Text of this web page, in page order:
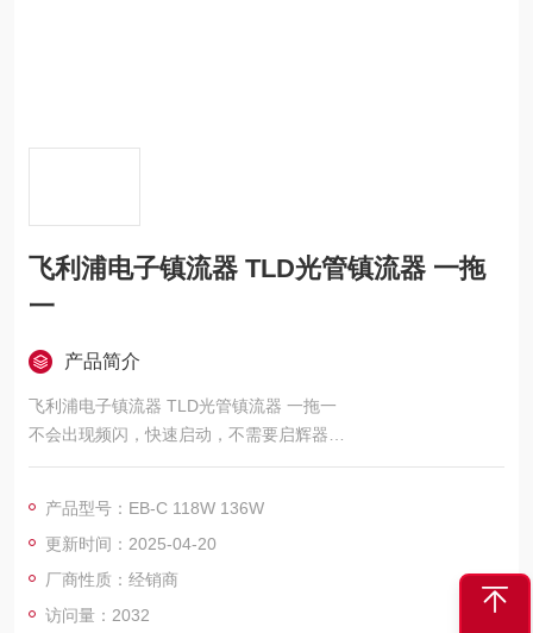
飞利浦电子镇流器 TLD光管镇流器 一拖
一
产品简介
飞利浦电子镇流器 TLD光管镇流器 一拖一
不会出现频闪，快速启动，不需要启辉器
安全可靠，寿命长达25,000小时
符合EMI CISPR 15，电磁干扰较小
产品型号：EB-C 118W 136W
更新时间：2025-04-20
厂商性质：经销商
访问量：2032